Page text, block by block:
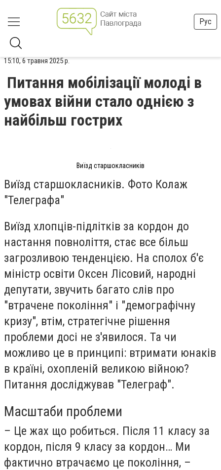
Рус
15:10, 6 травня 2025 р.
Питання мобілізації молоді в
умовах війни стало однією з
найбільш гострих
Виїзд старшокласників
Виїзд старшокласників. Фото Колаж
"Телеграфа"
Виїзд хлопців-підлітків за кордон до
настання повноліття, стає все більш
загрозливою тенденцією. На сполох б'є
міністр освіти Оксен Лісовий, народні
депутати, звучить багато слів про
"втрачене покоління" і "демографічну
кризу", втім, стратегічне рішення
проблеми досі не з'явилося. Та чи
можливо це в принципі: втримати юнаків
в країні, охопленій великою війною?
Питання досліджував "Телеграф".
Масштаби проблеми
– Це жах що робиться. Після 11 класу за
кордон, після 9 класу за кордон… Ми
фактично втрачаємо це покоління, –